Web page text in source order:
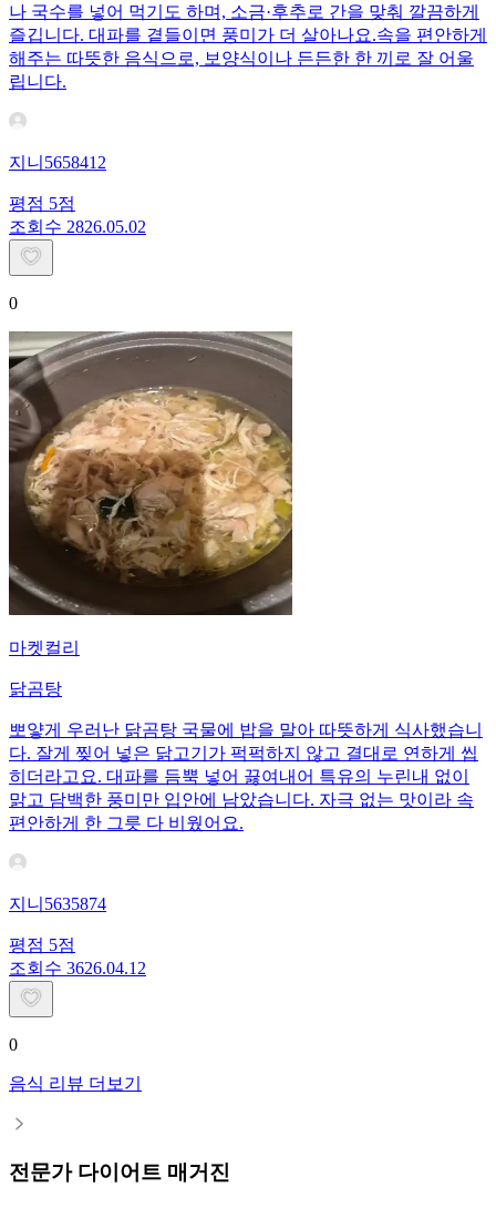
나 국수를 넣어 먹기도 하며, 소금·후추로 간을 맞춰 깔끔하게
즐깁니다. 대파를 곁들이면 풍미가 더 살아나요.속을 편안하게
해주는 따뜻한 음식으로, 보양식이나 든든한 한 끼로 잘 어울
립니다.
지니5658412
평점 5점
조회수 2826.05.02
0
마켓컬리
닭곰탕
뽀얗게 우러난 닭곰탕 국물에 밥을 말아 따뜻하게 식사했습니
다. 잘게 찢어 넣은 닭고기가 퍽퍽하지 않고 결대로 연하게 씹
히더라고요. 대파를 듬뿍 넣어 끓여내어 특유의 누린내 없이
맑고 담백한 풍미만 입안에 남았습니다. 자극 없는 맛이라 속
편안하게 한 그릇 다 비웠어요.
지니5635874
평점 5점
조회수 3626.04.12
0
음식 리뷰 더보기
전문가 다이어트 매거진